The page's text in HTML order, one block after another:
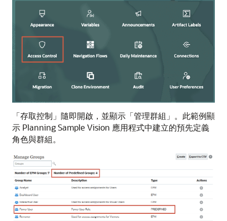
「存取控制」隨即開啟，並顯示「管理群組」。此範例顯
示 Planning Sample Vision 應用程式中建立的預先定義
角色與群組。